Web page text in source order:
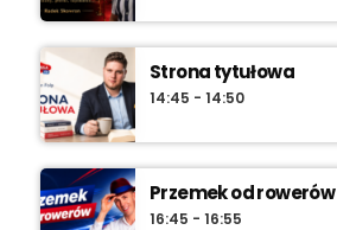
Strona tytułowa
14:45 - 14:50
Przemek od rowerów
16:45 - 16:55